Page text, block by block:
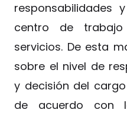
responsabilidades
centro de
servicios. De esta
sobre el nivel de
y decisión del
de acuerdo con